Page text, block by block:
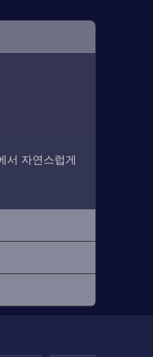
서 자연스럽게